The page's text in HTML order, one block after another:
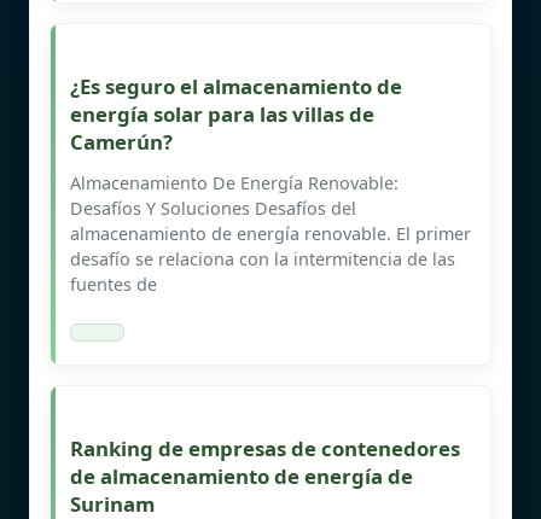
¿Es seguro el almacenamiento de
energía solar para las villas de
Camerún?
Almacenamiento De Energía Renovable:
Desafíos Y Soluciones Desafíos del
almacenamiento de energía renovable. El primer
desafío se relaciona con la intermitencia de las
fuentes de
Ranking de empresas de contenedores
de almacenamiento de energía de
Surinam